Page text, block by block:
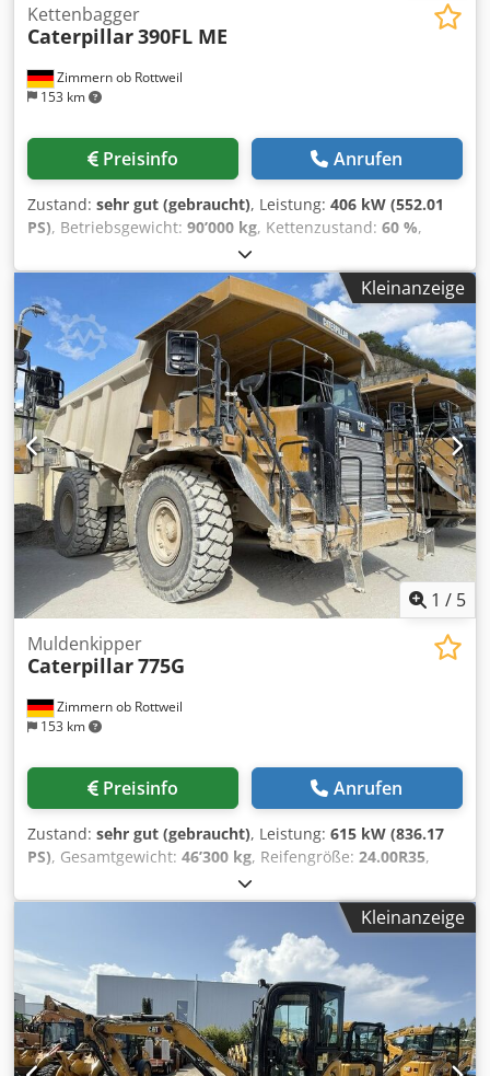
Zimmern ob Rottweil
153 km
Kettenbagger
Caterpillar390FL ME
Preisinfo Anrufen
Zustand: sehr gut (gebraucht), Leistung: 406 kW (552.01
PS), Betriebsgewicht: 90’000 kg, Kettenzustand: 60 %,
, Betriebsstunden:
Kabine, Klimaanlage, CATERPILLAR 390FL ME Baujahr: 2015
Cedpfx Aoy U I Hbeg Iorf Betriebsstunden: 12.866 Std.
geschlossene Schutzkabine Klimaanlage Radio
Rückfahrkamera Zentralschmierung Standardausleger
Stiellänge: 2,90 m. Felslöffel mit Messer 2,20m. breit
Laufwerk ca. 60% erhalten Bodenplatten 650 mm breit CAT
C18 Motor mit 406 kW CE / EPA Einsatzgewicht: 90 to.
Kleinanzeige
1 / 5
Zimmern ob Rottweil
153 km
Muldenkipper
Caterpillar775G
Preisinfo Anrufen
Zustand: sehr gut (gebraucht), Leistung: 615 kW (836.17
PS), Gesamtgewicht: 46’300 kg, Reifengröße: 24.00R35,
, Baujahr:
7’819 h, Ausstattung:Klimaanlage, CATERPILLAR 775G
Verkaufs- und Lieferungsdatum: 2021 Baujahr: 2020
Betriebsstunden: 7.819 Std. geschlossene Kabine Radio
Klimaanlage Rückfahrkamera Muldenheizung
Muldenerhöhung Credpfszdi Txex Ag Iof
Zentralschmieranlage Bridgestone Reifengroße 24.00R35 :
ca. 90% erhalten C27 Motor mit 615kW CE Einsatzgewicht:
46.3 to
Kleinanzeige